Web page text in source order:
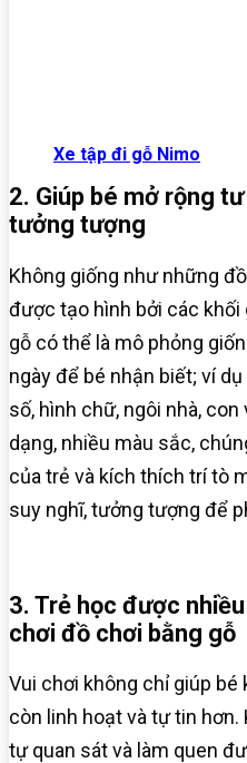
Xe tập đi gỗ Nimo
2. Giúp bé mở rộng
tưởng tượng
Không giống như những
được tạo hình bởi các khối
gỗ có thể là mô phỏng
ngày để bé nhận biết; ví
số, hình chữ, ngôi nhà,
dạng, nhiều màu sắc,
của trẻ và kích thích trí tò
suy nghĩ, tưởng tượng để
3. Trẻ học được
chơi đồ chơi bằng gỗ
Vui chơi không chỉ giúp bé
còn linh hoạt và tự tin
tự quan sát và làm quen